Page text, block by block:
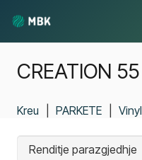
CREATION 55
Kreu PARKETE Vinyl